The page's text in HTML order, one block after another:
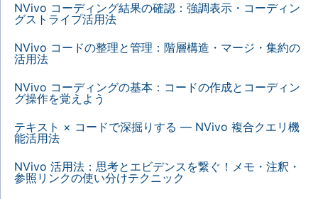
NVivo コーディング結果の確認：強調表示・コーディン
グストライプ活用法
NVivo コードの整理と管理：階層構造・マージ・集約の
活用法
NVivo コーディングの基本：コードの作成とコーディン
グ操作を覚えよう
テキスト × コードで深掘りする — NVivo 複合クエリ機
能活用法
NVivo 活用法：思考とエビデンスを繋ぐ！メモ・注釈・
参照リンクの使い分けテクニック